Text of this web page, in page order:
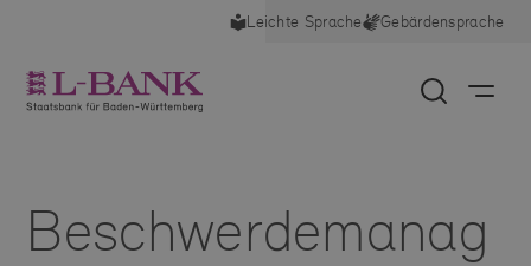
Leichte Sprache Gebärdensprache
Beschwerdemanag
deswegen für Sie nützlich, auch die anderen
jederzeit widerrufen, indem Sie die Cookie-
Diese Cookies sind wichtig, damit Sie sich auf der Website
bewegen und ihre Funktionen nutzen können.
Mehr